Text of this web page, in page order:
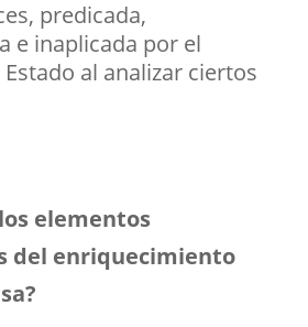
predicada,
e inaplicada por el
al analizar ciertos
elementos
del enriquecimiento